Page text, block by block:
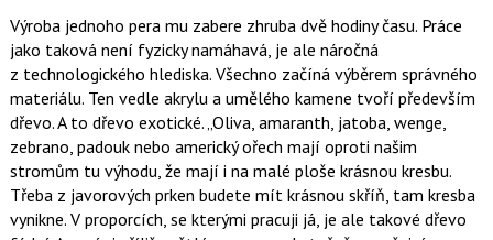
Výroba jednoho pera mu zabere zhruba dvě hodiny času. Práce
jako taková není fyzicky namáhavá, je ale náročná
z technologického hlediska. Všechno začíná výběrem správného
materiálu. Ten vedle akrylu a umělého kamene tvoří především
dřevo. A to dřevo exotické. Oliva, amaranth, jatoba, wenge,
zebrano, padouk nebo americký ořech mají oproti našim
stromům tu výhodu, že mají i na malé ploše krásnou kresbu.
Třeba z javorových prken budete mít krásnou skříň, tam kresba
vynikne. V proporcích, se kterými pracuji já, je ale takové dřevo